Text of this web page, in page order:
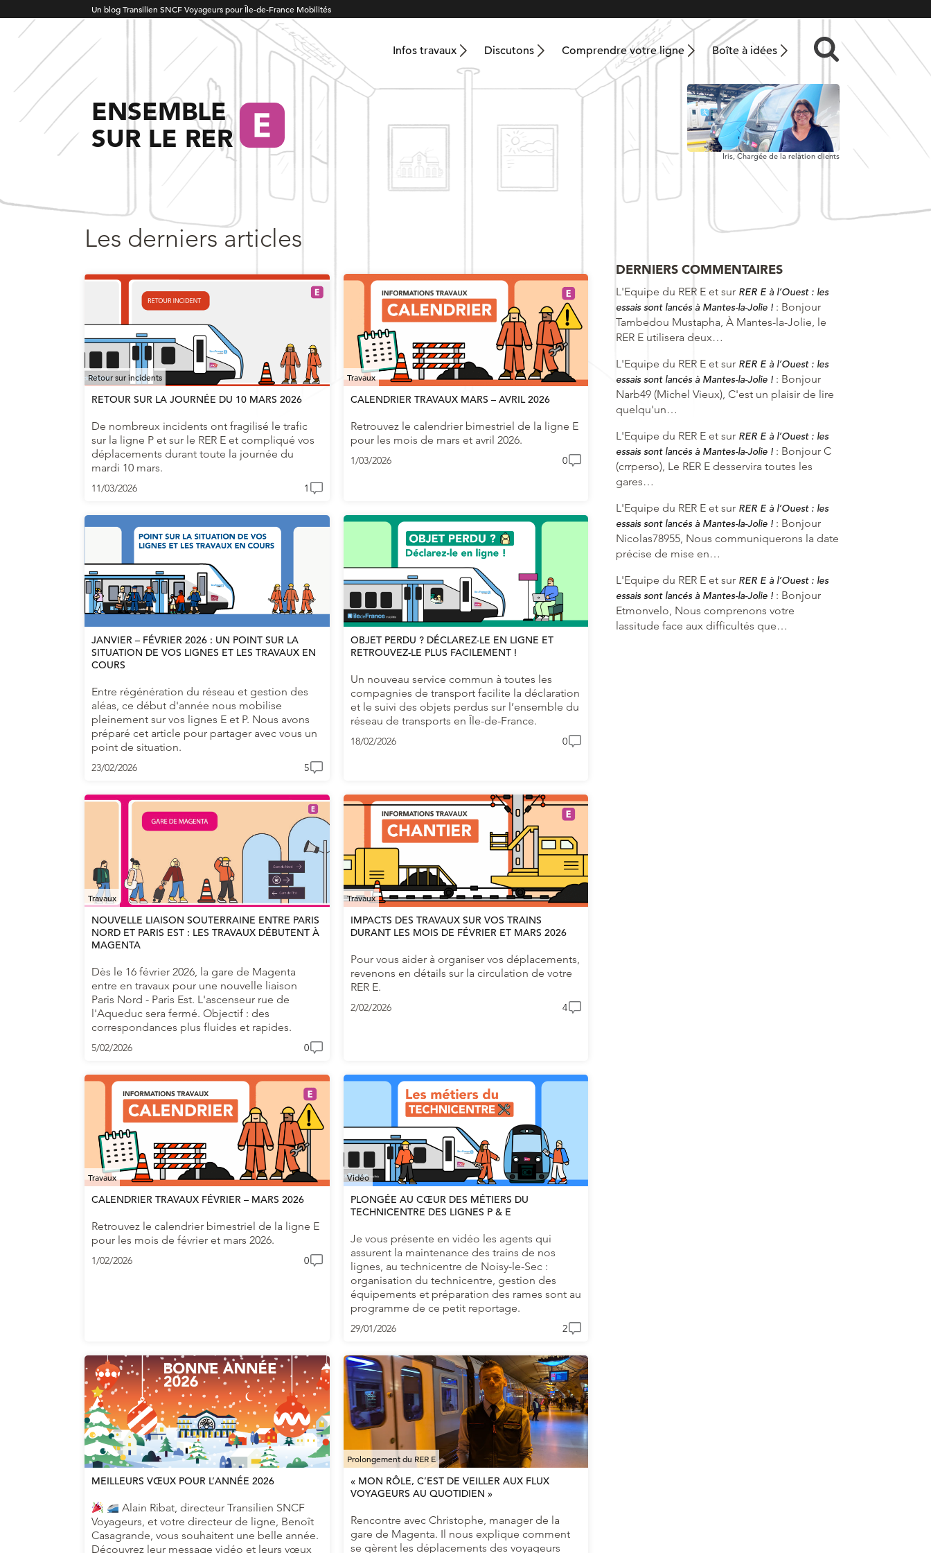
Un blog Transilien SNCF Voyageurs pour Île-de-France Mobilités
Infos travaux Discutons Comprendre votre ligne Boîte à idées
ENSEMBLE
SUR LE RER
Iris, Chargée de la relation clients
Les derniers articles
Retour sur incidents
RETOUR SUR LA JOURNÉE DU 10 MARS 2026
De nombreux incidents ont fragilisé le trafic
sur la ligne P et sur le RER E et compliqué vos
déplacements durant toute la journée du
mardi 10 mars.
11/03/2026 1
Travaux
CALENDRIER TRAVAUX MARS – AVRIL 2026
Retrouvez le calendrier bimestriel de la ligne E
pour les mois de mars et avril 2026.
1/03/2026 0
JANVIER – FÉVRIER 2026 : UN POINT SUR LA
SITUATION DE VOS LIGNES ET LES TRAVAUX EN
COURS
Entre régénération du réseau et gestion des
aléas, ce début d'année nous mobilise
pleinement sur vos lignes E et P. Nous avons
préparé cet article pour partager avec vous un
point de situation.
23/02/2026 5
OBJET PERDU ? DÉCLAREZ-LE EN LIGNE ET
RETROUVEZ-LE PLUS FACILEMENT !
Un nouveau service commun à toutes les
compagnies de transport facilite la déclaration
et le suivi des objets perdus sur l’ensemble du
réseau de transports en Île-de-France.
18/02/2026 0
Travaux
NOUVELLE LIAISON SOUTERRAINE ENTRE PARIS
NORD ET PARIS EST : LES TRAVAUX DÉBUTENT À
MAGENTA
Dès le 16 février 2026, la gare de Magenta
entre en travaux pour une nouvelle liaison
Paris Nord - Paris Est. L'ascenseur rue de
l'Aqueduc sera fermé. Objectif : des
correspondances plus fluides et rapides.
5/02/2026 0
Travaux
IMPACTS DES TRAVAUX SUR VOS TRAINS
DURANT LES MOIS DE FÉVRIER ET MARS 2026
Pour vous aider à organiser vos déplacements,
revenons en détails sur la circulation de votre
RER E.
2/02/2026 4
Travaux
CALENDRIER TRAVAUX FÉVRIER – MARS 2026
Retrouvez le calendrier bimestriel de la ligne E
pour les mois de février et mars 2026.
1/02/2026 0
Vidéo
PLONGÉE AU CŒUR DES MÉTIERS DU
TECHNICENTRE DES LIGNES P & E
Je vous présente en vidéo les agents qui
assurent la maintenance des trains de nos
lignes, au technicentre de Noisy-le-Sec :
organisation du technicentre, gestion des
équipements et préparation des rames sont au
programme de ce petit reportage.
29/01/2026 2
MEILLEURS VŒUX POUR L’ANNÉE 2026
Alain Ribat, directeur Transilien SNCF
Voyageurs, et votre directeur de ligne, Benoît
Casagrande, vous souhaitent une belle année.
Découvrez leur message vidéo et leurs vœux
Prolongement du RER E
« MON RÔLE, C’EST DE VEILLER AUX FLUX
VOYAGEURS AU QUOTIDIEN »
Rencontre avec Christophe, manager de la
gare de Magenta. Il nous explique comment
se gèrent les déplacements des voyageurs
DERNIERS COMMENTAIRES
L'Equipe du RER E et sur RER E à l’Ouest : les
essais sont lancés à Mantes-la-Jolie ! : Bonjour
Tambedou Mustapha, À Mantes-la-Jolie, le
RER E utilisera deux…
L'Equipe du RER E et sur RER E à l’Ouest : les
essais sont lancés à Mantes-la-Jolie ! : Bonjour
Narb49 (Michel Vieux), C'est un plaisir de lire
quelqu'un…
L'Equipe du RER E et sur RER E à l’Ouest : les
essais sont lancés à Mantes-la-Jolie ! : Bonjour C
(crrperso), Le RER E desservira toutes les
gares…
L'Equipe du RER E et sur RER E à l’Ouest : les
essais sont lancés à Mantes-la-Jolie ! : Bonjour
Nicolas78955, Nous communiquerons la date
précise de mise en…
L'Equipe du RER E et sur RER E à l’Ouest : les
essais sont lancés à Mantes-la-Jolie ! : Bonjour
Etmonvelo, Nous comprenons votre
lassitude face aux difficultés que…